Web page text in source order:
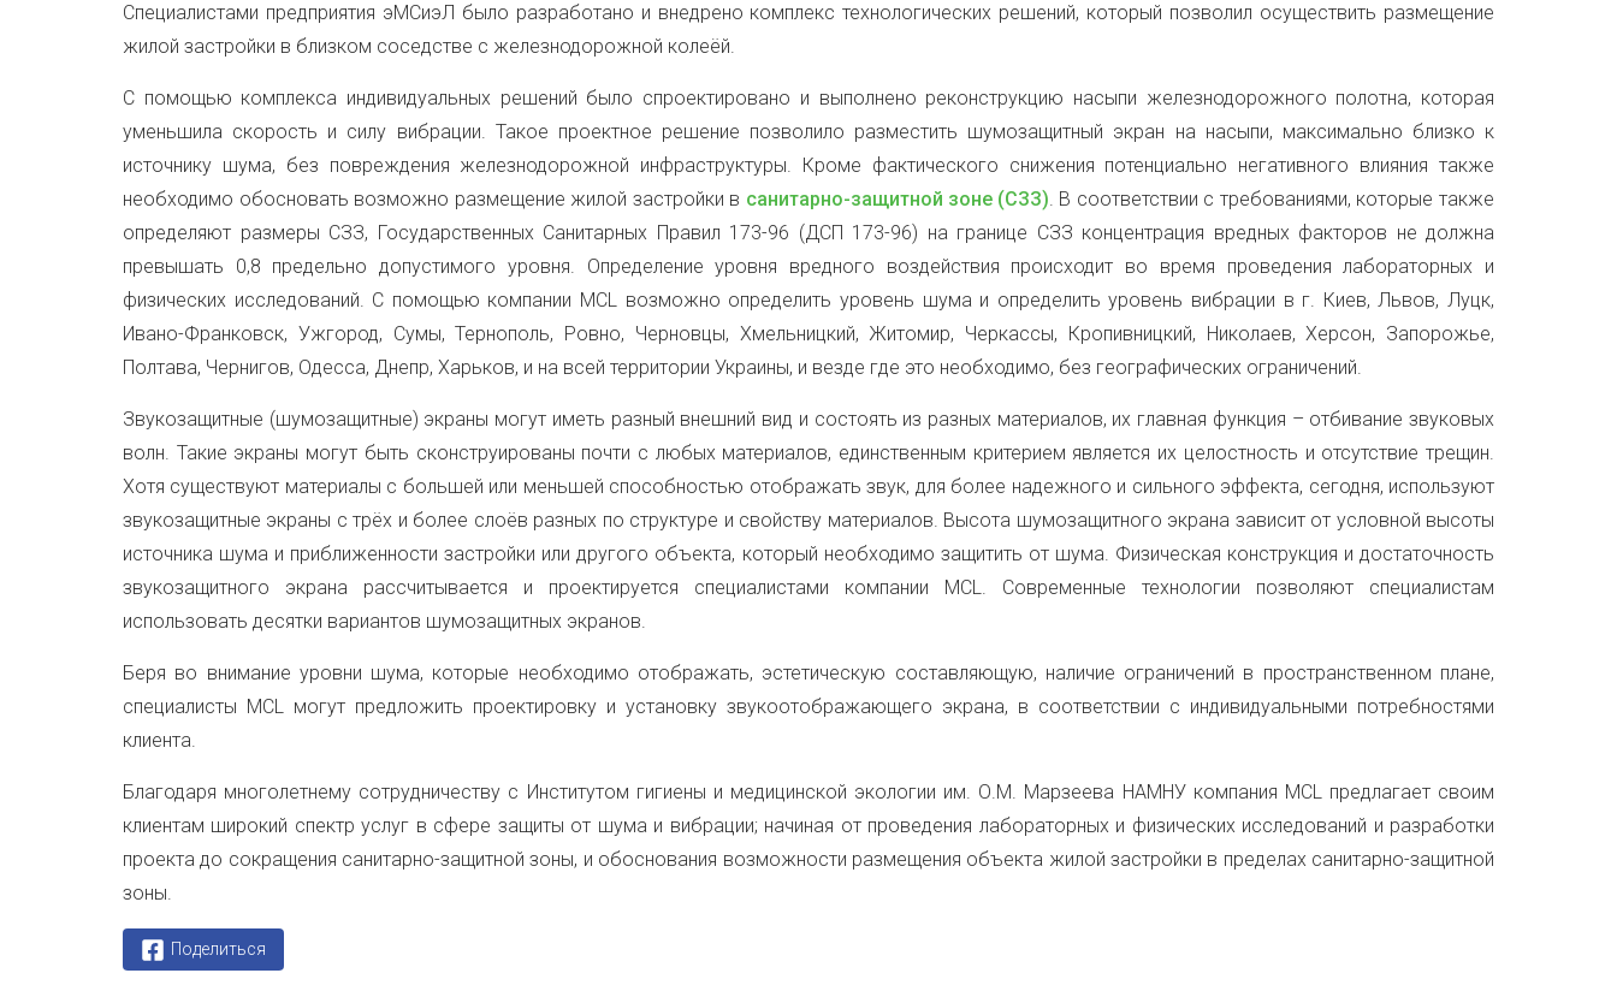
Специалистами предприятия эМСиэЛ было разработано и внедрено комплекс технологических решений, который позволил осуществить размещение
жилой застройки в близком соседстве с железнодорожной колеёй.
С помощью комплекса индивидуальных решений было спроектировано и выполнено реконструкцию насыпи железнодорожного полотна, которая
уменьшила скорость и силу вибрации. Такое проектное решение позволило разместить шумозащитный экран на насыпи, максимально близко к
источнику шума, без повреждения железнодорожной инфраструктуры. Кроме фактического снижения потенциально негативного влияния также
необходимо обосновать возможно размещение жилой застройки в санитарно-защитной зоне (СЗЗ). В соответствии с требованиями, которые также
определяют размеры СЗЗ, Государственных Санитарных Правил 173-96 (ДСП 173-96) на границе СЗЗ концентрация вредных факторов не должна
превышать 0,8 предельно допустимого уровня. Определение уровня вредного воздействия происходит во время проведения лабораторных и
физических исследований. С помощью компании MCL возможно определить уровень шума и определить уровень вибрации в г. Киев, Львов, Луцк,
Ивано-Франковск, Ужгород, Сумы, Тернополь, Ровно, Черновцы, Хмельницкий, Житомир, Черкассы, Кропивницкий, Николаев, Херсон, Запорожье,
Полтава, Чернигов, Одесса, Днепр, Харьков, и на всей территории Украины, и везде где это необходимо, без географических ограничений.
Звукозащитные (шумозащитные) экраны могут иметь разный внешний вид и состоять из разных материалов, их главная функция – отбивание звуковых
волн. Такие экраны могут быть сконструированы почти с любых материалов, единственным критерием является их целостность и отсутствие трещин.
Хотя существуют материалы с большей или меньшей способностью отображать звук, для более надежного и сильного эффекта, сегодня, используют
звукозащитные экраны с трёх и более слоёв разных по структуре и свойству материалов. Высота шумозащитного экрана зависит от условной высоты
источника шума и приближенности застройки или другого объекта, который необходимо защитить от шума. Физическая конструкция и достаточность
звукозащитного экрана рассчитывается и проектируется специалистами компании MCL. Современные технологии позволяют специалистам
использовать десятки вариантов шумозащитных экранов.
Беря во внимание уровни шума, которые необходимо отображать, эстетическую составляющую, наличие ограничений в пространственном плане,
специалисты MCL могут предложить проектировку и установку звукоотображающего экрана, в соответствии с индивидуальными потребностями
клиента.
Благодаря многолетнему сотрудничеству с Институтом гигиены и медицинской экологии им. О.М. Марзеева НАМНУ компания MCL предлагает своим
клиентам широкий спектр услуг в сфере защиты от шума и вибрации; начиная от проведения лабораторных и физических исследований и разработки
проекта до сокращения санитарно-защитной зоны, и обоснования возможности размещения объекта жилой застройки в пределах санитарно-защитной
зоны.
Поделиться